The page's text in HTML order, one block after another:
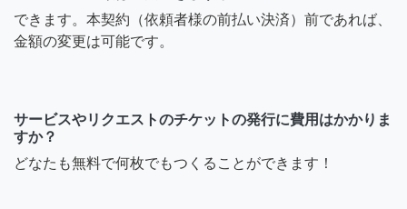
できます。本契約（依頼者様の前払い決済）前であれば、
金額の変更は可能です。
サービスやリクエストのチケットの発行に費用はかかりま
すか？
どなたも無料で何枚でもつくることができます！